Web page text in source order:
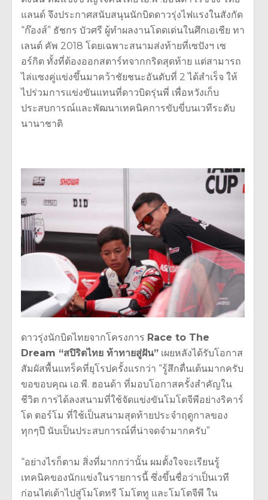
แลนด์ จึงประกาศสนับสนุนนักบิดดาวรุ่งไฟแรงในสังกัด
“ก๊องส์” ธัชกร บัวศรี ผู้ทำผลงานโดดเด่นในศึกเอเชีย ทา
เลนต์ คัพ 2018 โดยเฉพาะสนามส่งท้ายที่เซปังฯ เซ
อร์กิต ทั้งที่ต้องออกสตาร์ทจากกริดสุดท้าย แต่สามารถ
ไล่แซงคู่แข่งขึ้นมาคว้าชัยชนะอันดับที่ 2 ได้สำเร็จ ให้
ไปร่วมการแข่งขันแทนที่ดาวบิดรุ่นพี่ เพื่อหวังเก็บ
ประสบการณ์และพัฒนาเทคนิคการขับขี่บนเวทีระดับ
นานาชาติ
ดาวรุ่งนักบิดไทยจากโครงการ Race to The
Dream “สปิริตไทย ท้าทายสู่ฝัน” เผยหลังได้รับโอกาส
สัมผัสพื้นแทร็คที่ยุโรปครั้งแรกว่า “รู้สึกตื่นเต้นมากครับ
ขอขอบคุณ เอ.พี. ฮอนด้า ที่มอบโอกาสครั้งสำคัญใน
ชีวิต การได้ลงสนามที่ใช้จัดแข่งขันโมโตจีพีอย่างริคาร์
โด ตอร์โม ที่ใช้เป็นสนามสุดท้ายประจำฤดูกาลของ
ทุกๆปี นับเป็นประสบการณ์ที่น่าจดจำมากครับ”
“อย่างไรก็ตาม สิ่งที่มากกว่านั้น ผมตั้งใจจะเรียนรู้
เทคนิคของนักแข่งในรายการนี้ ซึ่งขึ้นชื่อว่าเป็นเวที
ก่อนไต่เต้าไปสู่โมโตทรี โมโตทู และโมโตจีพี ใน